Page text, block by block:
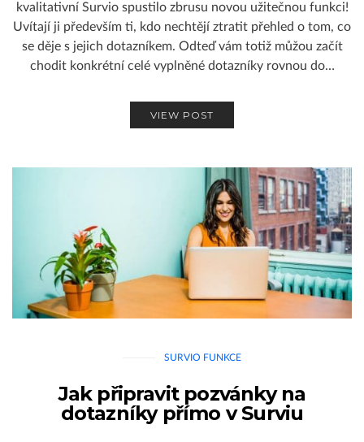
kvalitativní Survio spustilo zbrusu novou užitečnou funkci!
Uvítají ji především ti, kdo nechtějí ztratit přehled o tom, co
se děje s jejich dotazníkem. Odteď vám totiž můžou začít
chodit konkrétní celé vyplněné dotazníky rovnou do…
VIEW POST
SURVIO FUNKCE
Jak připravit pozvánky na
dotazníky přímo v Surviu